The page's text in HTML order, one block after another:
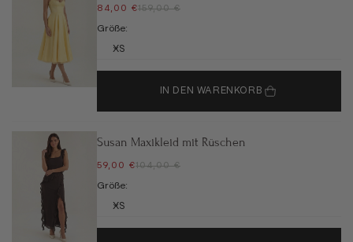
ANGEBOT
84,00 €REGULÄRER PREIS
159,00 €
Größe:
XS
IN DEN WARENKORB
Susan Maxikleid mit Rüschen
ANGEBOT
59,00 €REGULÄRER PREIS
104,00 €
Größe:
XS